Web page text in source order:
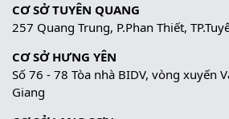
CƠ SỞ TUYÊN QUANG
257 Quang Trung, P.Phan Thiết,
CƠ SỞ HƯNG YÊN
Số 76 - 78 Tòa nhà BIDV, vòng xuyến
Giang